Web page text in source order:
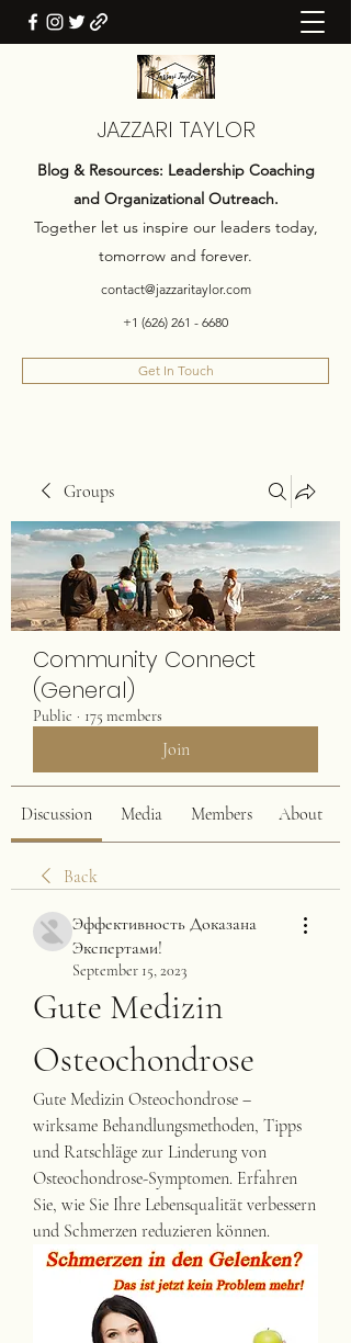
JAZZARI TAYLOR
Blog & Resources: Leadership Coaching
and Organizational Outreach.
Together let us inspire our leaders today,
tomorrow and forever.
contact@jazzaritaylor.com
+1 (626) 261 - 6680
Get In Touch
Groups
Community Connect
(General)
Public · 175 members
Join
Discussion Media Members About
Back
Эффективность Доказана
Экспертами!
September 15, 2023
Gute Medizin
Osteochondrose
Gute Medizin Osteochondrose –
wirksame Behandlungsmethoden, Tipps
und Ratschläge zur Linderung von
Osteochondrose-Symptomen. Erfahren
Sie, wie Sie Ihre Lebensqualität verbessern
und Schmerzen reduzieren können.